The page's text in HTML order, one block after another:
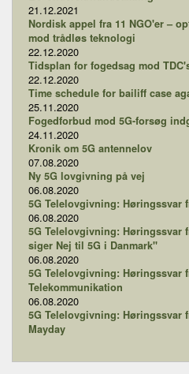
21.12.2021
Nordisk appel fra 11 NGO'er –
mod trådløs teknologi
22.12.2020
Tidsplan for fogedsag mod
22.12.2020
Time schedule for bailiff case
25.11.2020
Fogedforbud mod 5G-forsøg
24.11.2020
Kronik om 5G antennelov
07.08.2020
Ny 5G lovgivning på vej
06.08.2020
5G Telelovgivning: Høringssvar
06.08.2020
5G Telelovgivning: Høringssvar
siger Nej til 5G i Danmark"
06.08.2020
5G Telelovgivning: Høringssvar
Telekommunikation
06.08.2020
5G Telelovgivning: Høringssvar
Mayday